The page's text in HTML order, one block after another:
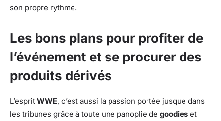
son propre rythme.
Les bons plans pour profiter de
l’événement et se procurer des
produits dérivés
L’esprit WWE, c’est aussi la passion portée jusque dans
les tribunes grâce à toute une panoplie de goodies et